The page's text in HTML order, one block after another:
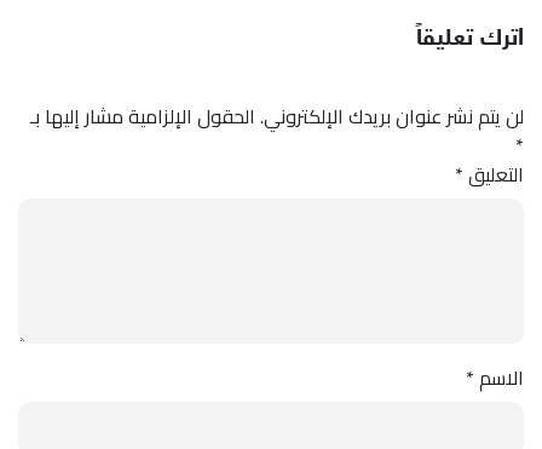
اترك تعليقاً
لن يتم نشر عنوان بريدك الإلكتروني. الحقول الإلزامية مشار إليها بـ
*
التعليق*
الاسم*